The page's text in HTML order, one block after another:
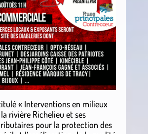
« Interventions en milieux
rivière Richelieu et ses
pour la protection des